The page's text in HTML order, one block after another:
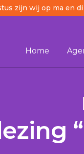
zijn wij op ma en
Home